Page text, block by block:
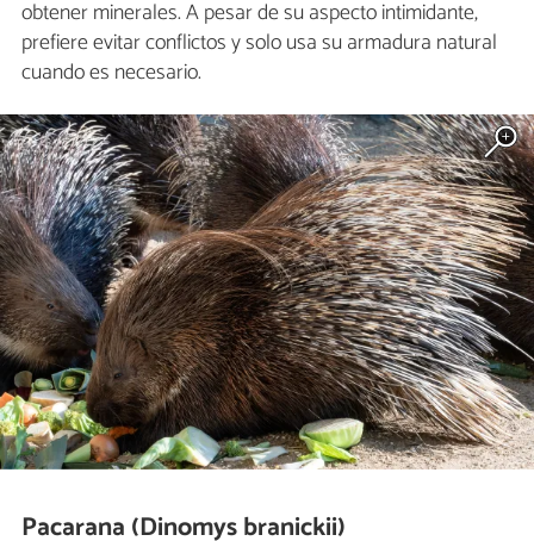
obtener minerales. A pesar de su aspecto intimidante,
prefiere evitar conflictos y solo usa su armadura natural
cuando es necesario.
Pacarana (Dinomys branickii)